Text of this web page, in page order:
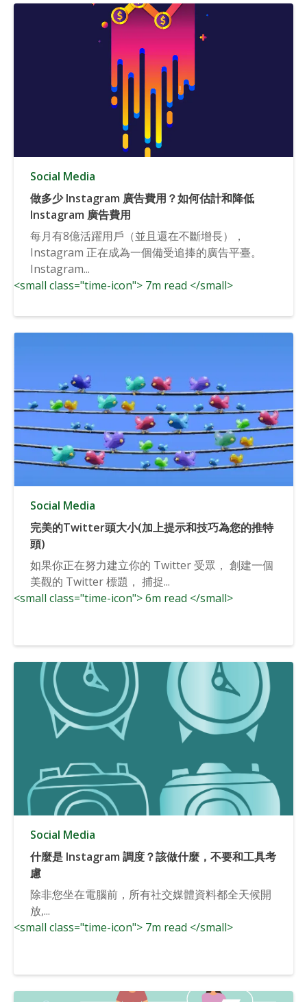
Social Media
做多少 Instagram 廣告費用？如何估計和降低
Instagram 廣告費用
每月有8億活躍用戶（並且還在不斷增長），
Instagram 正在成為一個備受追捧的廣告平臺。
Instagram...
<small class="time-icon"> 7m read </small>
Social Media
完美的Twitter頭大小(加上提示和技巧為您的推特
頭)
如果你正在努力建立你的 Twitter 受眾， 創建一個
美觀的 Twitter 標題， 捕捉...
<small class="time-icon"> 6m read </small>
Social Media
什麼是 Instagram 調度？該做什麼，不要和工具考
慮
除非您坐在電腦前，所有社交媒體資料都全天候開
放,...
<small class="time-icon"> 7m read </small>